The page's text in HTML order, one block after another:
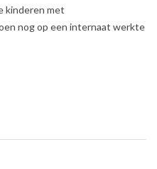
kinderen met
nog op een internaat werkte